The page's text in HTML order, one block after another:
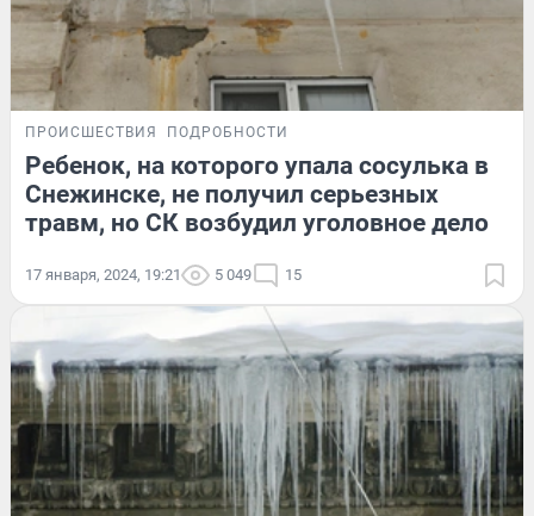
ПРОИСШЕСТВИЯ ПОДРОБНОСТИ
Ребенок, на которого упала сосулька в
Снежинске, не получил серьезных
травм, но СК возбудил уголовное дело
17 января, 2024, 19:21 5 049 15